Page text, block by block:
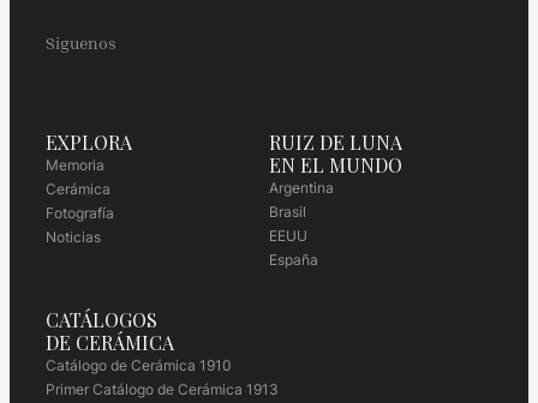
Siguenos
EXPLORA
Memoria
Cerámica
Fotografía
Noticias
RUIZ DE LUNA
EN EL MUNDO
Argentina
Brasil
EEUU
España
CATÁLOGOS
DE CERÁMICA
Catálogo de Cerámica 1910
Primer Catálogo de Cerámica 1913